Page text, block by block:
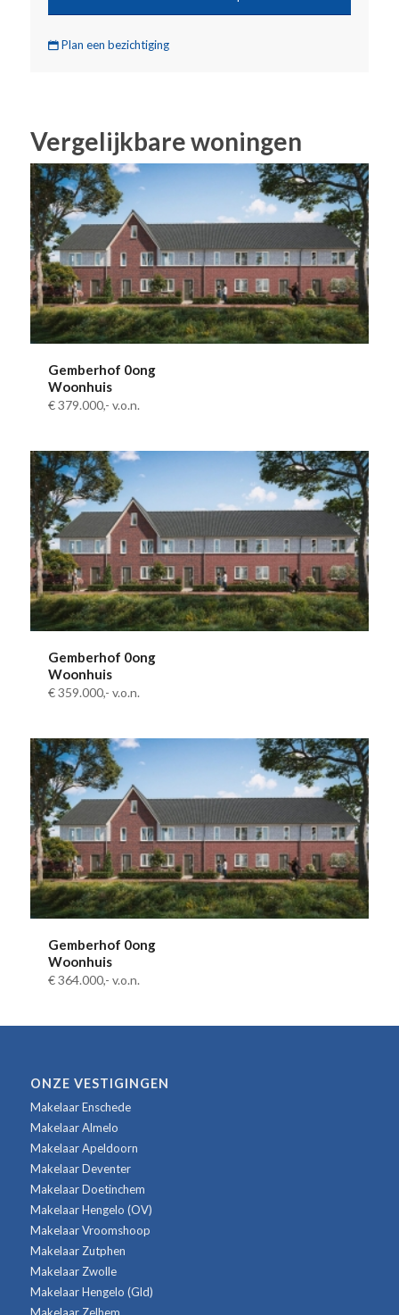
Plan een bezichtiging
Vergelijkbare woningen
Gemberhof 0ong
Woonhuis
€ 379.000,- v.o.n.
Gemberhof 0ong
Woonhuis
€ 359.000,- v.o.n.
Gemberhof 0ong
Woonhuis
€ 364.000,- v.o.n.
ONZE VESTIGINGEN
Makelaar Enschede
Makelaar Almelo
Makelaar Apeldoorn
Makelaar Deventer
Makelaar Doetinchem
Makelaar Hengelo (OV)
Makelaar Vroomshoop
Makelaar Zutphen
Makelaar Zwolle
Makelaar Hengelo (Gld)